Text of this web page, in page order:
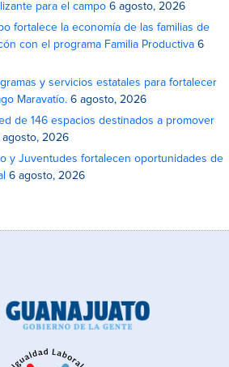
para el campo 6 agosto, 2026
fortalece la economía de las familias de
con el programa Familia Productiva 6
y servicios estatales para fortalecer
Maravatío. 6 agosto, 2026
de 146 espacios destinados a promover
agosto, 2026
y Juventudes fortalecen oportunidades de
6 agosto, 2026